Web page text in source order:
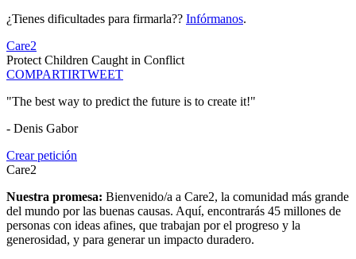
¿Tienes dificultades para firmarla?? Infórmanos.
Care2
Protect Children Caught in Conflict
COMPARTIRTWEET
"The best way to predict the future is to create it!"
- Denis Gabor
Crear petición
Care2
Nuestra promesa: Bienvenido/a a Care2, la comunidad más grande
del mundo por las buenas causas. Aquí, encontrarás 45 millones de
personas con ideas afines, que trabajan por el progreso y la
generosidad, y para generar un impacto duradero.